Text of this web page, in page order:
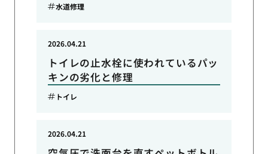
水道修理
トイレの止水栓に使われているパッ
キンの劣化と修理
2026.04.21
トイレ
2026.04.21